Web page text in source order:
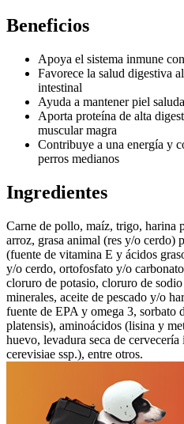
Beneficios
Apoya el sistema inmune
Favorece la salud digestiva
intestinal
Ayuda a mantener piel
Aporta proteína de alta
muscular magra
Contribuye a una energía y
perros medianos
Ingredientes
Carne de pollo, maíz, trigo, harina
arroz, grasa animal (res y/o cerdo)
(fuente de vitamina E y ácidos
y/o cerdo, ortofosfato y/o
cloruro de potasio, cloruro de
minerales, aceite de pescado y/o
fuente de EPA y omega 3, sorbato
platensis), aminoácidos (lisina y
huevo, levadura seca de
cerevisiae ssp.), entre otros.